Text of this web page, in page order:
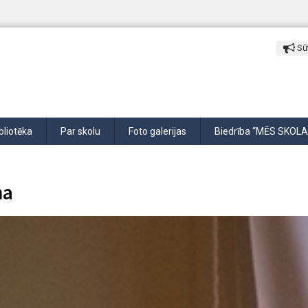
Par skolu Foto galerijas Biedrība “MĒS